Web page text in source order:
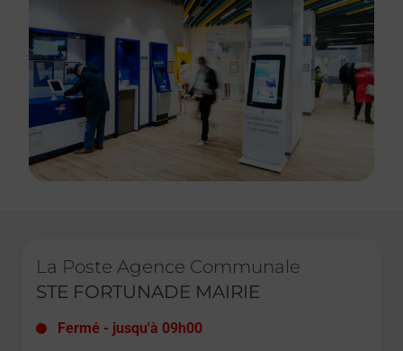
La Poste Agence Communale
STE FORTUNADE MAIRIE
Fermé - jusqu'à 09h00